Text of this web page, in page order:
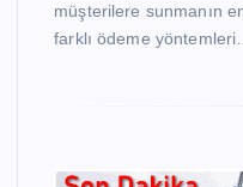
müşterilere sunmanın
farklı ödeme